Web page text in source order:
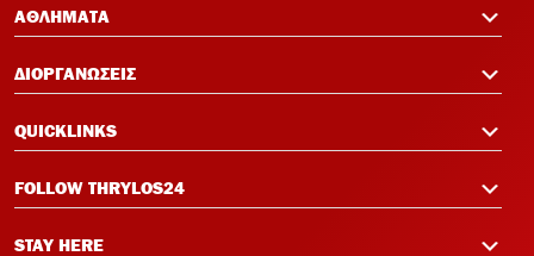
ΑΘΛΗΜΑΤΑ
ΔΙΟΡΓΑΝΩΣΕΙΣ
QUICKLINKS
FOLLOW THRYLOS24
STAY HERE